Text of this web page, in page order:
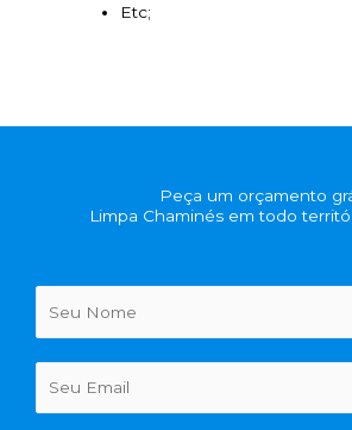
Etc;
Peça um orçamento
Limpa Chaminés em todo